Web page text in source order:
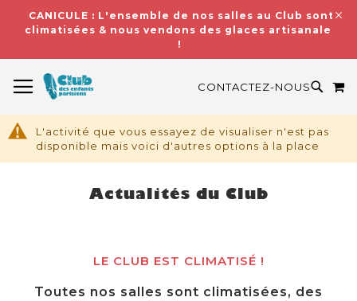
CANICULE : L'ensemble de nos salles au Club sont
climatisées & nous vendons des glaces artisanales
!
CONTACTEZ-NOUS
L'activité que vous essayez de visualiser n'est pas
disponible mais voici d'autres options à la place
Actualités du Club
LE CLUB EST CLIMATISÉ !
Toutes nos salles sont climatisées, des